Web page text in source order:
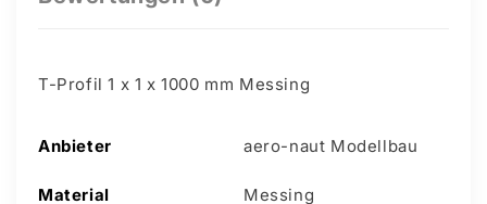
T-Profil 1 x 1 x 1000 mm Messing
Anbieter aero-naut Modellbau
Material Messing